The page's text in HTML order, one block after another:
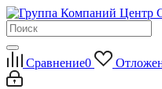
Сравнение0